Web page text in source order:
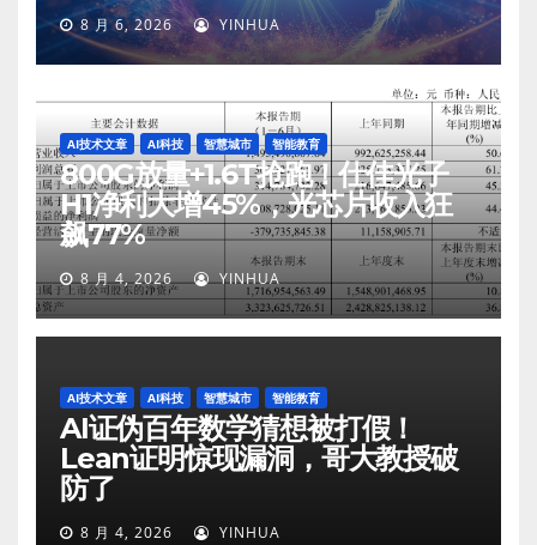
8 月 6, 2026 YINHUA
AI技术文章 AI科技 智慧城市 智能教育
800G放量+1.6T抢跑！仕佳光子
H1净利大增45%，光芯片收入狂
飙77%
8 月 4, 2026 YINHUA
AI技术文章 AI科技 智慧城市 智能教育
AI证伪百年数学猜想被打假！
Lean证明惊现漏洞，哥大教授破
防了
8 月 4, 2026 YINHUA